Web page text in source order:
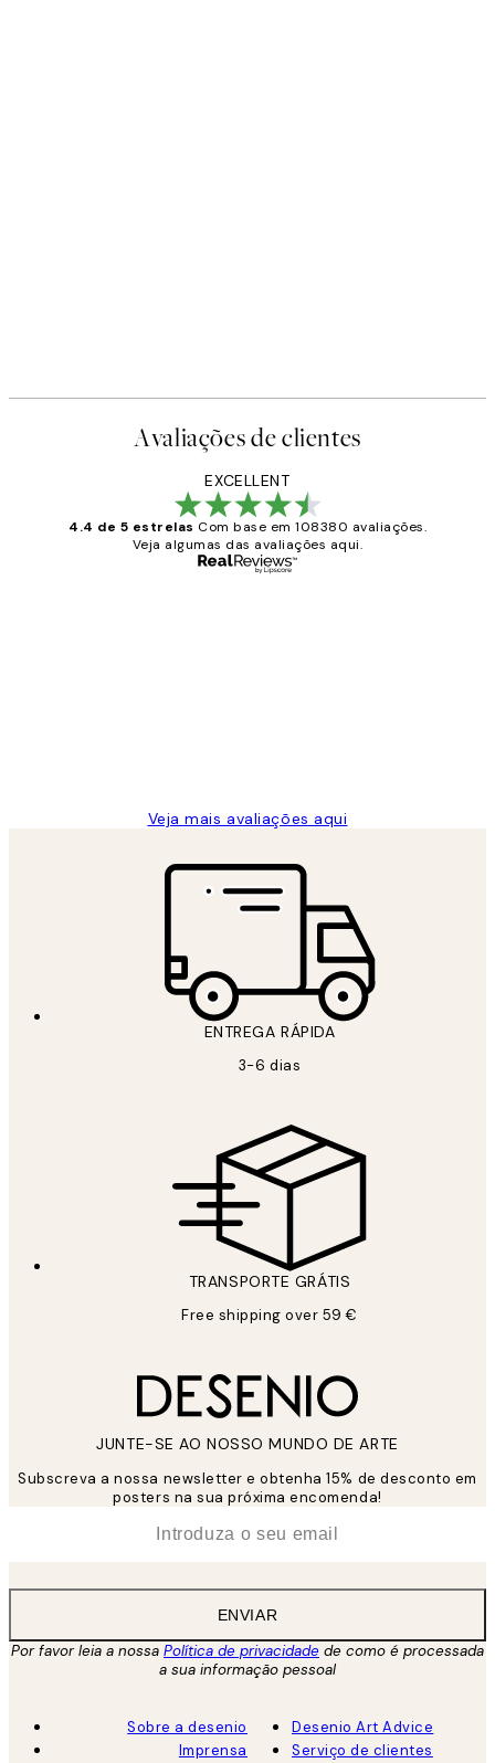
Avaliações de clientes
EXCELLENT
4.4 de 5 estrelas Com base em 108380 avaliações.
Veja algumas das avaliações aqui.
Veja mais avaliações aqui
ENTREGA RÁPIDA
3-6 dias
TRANSPORTE GRÁTIS
Free shipping over 59 €
JUNTE-SE AO NOSSO MUNDO DE ARTE
Subscreva a nossa newsletter e obtenha 15% de desconto em
posters na sua próxima encomenda!
ENVIAR
Por favor leia a nossa Política de privacidade de como é processada
a sua informação pessoal
Sobre a desenio
Imprensa
Desenio Art Advice
Serviço de clientes